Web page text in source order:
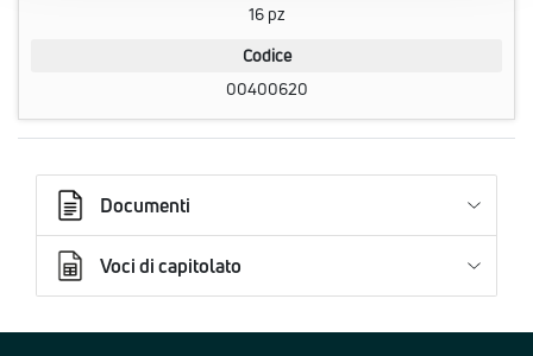
16 pz
Codice
00400620
Documenti
Voci di capitolato